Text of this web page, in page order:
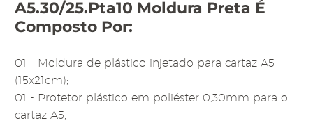
A5.30/25.pta10 Moldura Preta É
Composto Por:
01 - Moldura de plástico injetado para cartaz A5
(15x21cm);
01 - Protetor plástico em poliéster 0,30mm para o
cartaz A5;